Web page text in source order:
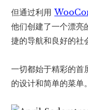
但通过利用
他们创建了一个漂亮
捷的导航和良好的社
一切都始于精彩的首
的设计和简单的菜单